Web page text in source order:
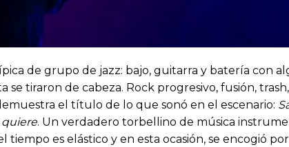
de grupo de jazz: bajo, guitarra y batería con
se tiraron de cabeza. Rock progresivo, fusión,
el título de lo que sonó en el escenario:
quiere. Un verdadero torbellino de música
es elástico y en esta ocasión, se encogió